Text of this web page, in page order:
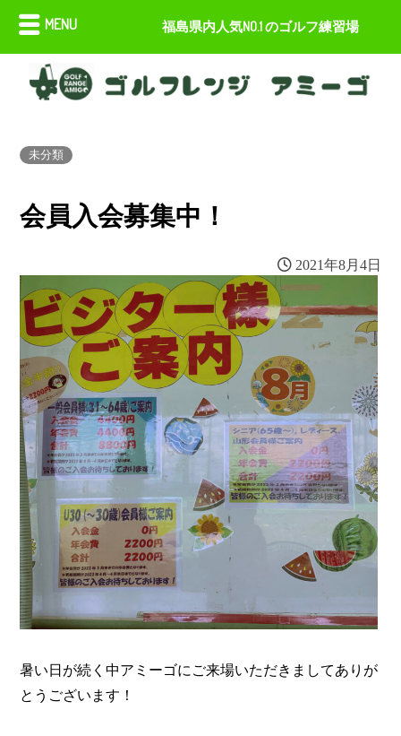
未分類
会員入会募集中！
2021年8月4日
暑い日が続く中アミーゴにご来場いただきましてありが
とうございます！
MENU 福島県内人気NO.1 のゴルフ練習場